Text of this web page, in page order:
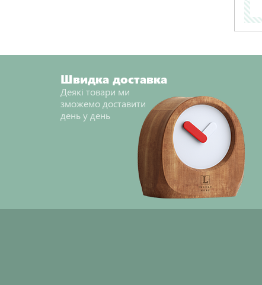
Швидка доставка
Деякі товари ми
зможемо доставити
день у день